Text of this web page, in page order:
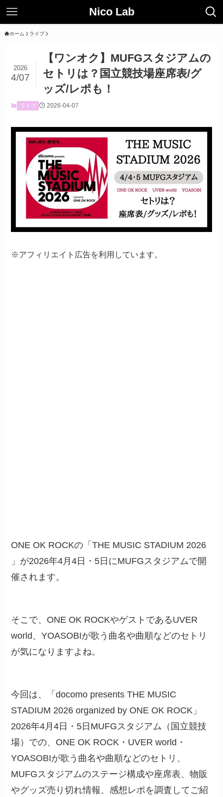
Nico Lab
ホーム ライブ
【ワンオク】MUFGスタジアムの
セトリは？国立競技場座席表/グ
ッズ/レポも！
2026
4/07
ライブ 2026-04-07
※アフィリエイト広告を利用しています。
ONE OK ROCKの「THE MUSIC STADIUM 2026​
」が2026年4月4日・5日にMUFGスタジアムで開
催されます。
そこで、ONE OK ROCKやゲストであるUVER
world、YOASOBIが歌う曲名や曲順などのセトリ
が気になりますよね。
今回は、「docomo presents THE MUSIC
STADIUM 2026 organized by ONE OK ROCK」
2026年4月4日・5日MUFGスタジアム（国立競技
場）での、ONE OK ROCK・UVER world・
YOASOBIが歌う曲名や曲順などのセトリ、
MUFGスタジアムのステージ構成や座席表、物販
やグッズ売り切れ情報、感想レポを調査してご紹